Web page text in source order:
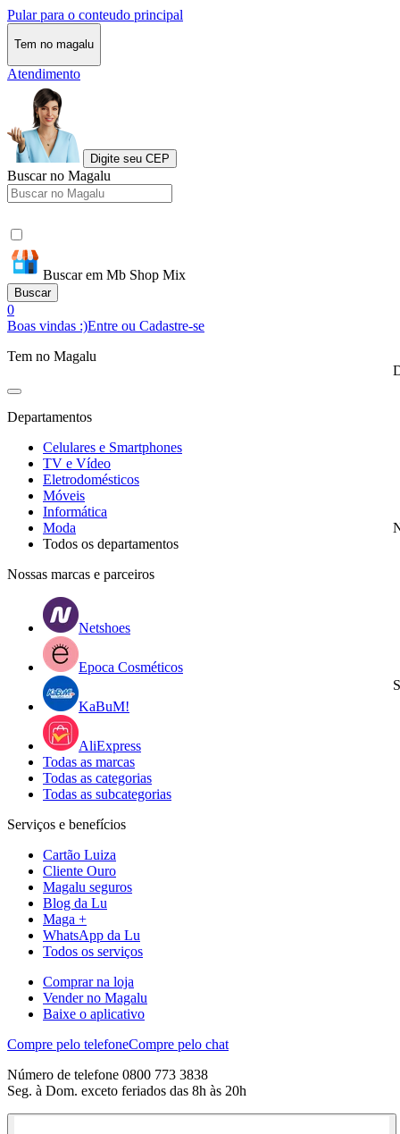
Pular para o conteudo principal
Tem no magalu
Atendimento
Digite seu CEP
Buscar no Magalu
Buscar em Mb Shop Mix
Buscar
0
Boas vindas :)Entre ou Cadastre-se
Tem no Magalu
Departamentos
Celulares e Smartphones
TV e Vídeo
Eletrodomésticos
Móveis
Informática
Moda
Todos os departamentos
Nossas marcas e parceiros
Netshoes
Epoca Cosméticos
KaBuM!
AliExpress
Todas as marcas
Todas as categorias
Todas as subcategorias
Serviços e benefícios
Cartão Luiza
Cliente Ouro
Magalu seguros
Blog da Lu
Maga +
WhatsApp da Lu
Todos os serviços
Comprar na loja
Vender no Magalu
Baixe o aplicativo
Compre pelo telefoneCompre pelo chat
Número de telefone 0800 773 3838
Seg. à Dom. exceto feriados das 8h às 20h